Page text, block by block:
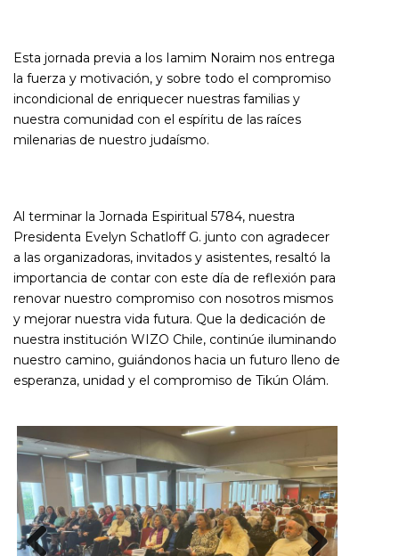
Esta jornada previa a los Iamim Noraim nos entrega
la fuerza y motivación, y sobre todo el compromiso
incondicional de enriquecer nuestras familias y
nuestra comunidad con el espíritu de las raíces
milenarias de nuestro judaísmo.
Al terminar la Jornada Espiritual 5784, nuestra
Presidenta Evelyn Schatloff G. junto con agradecer
a las organizadoras, invitados y asistentes, resaltó la
importancia de contar con este día de reflexión para
renovar nuestro compromiso con nosotros mismos
y mejorar nuestra vida futura. Que la dedicación de
nuestra institución WIZO Chile, continúe iluminando
nuestro camino, guiándonos hacia un futuro lleno de
esperanza, unidad y el compromiso de Tikún Olám.